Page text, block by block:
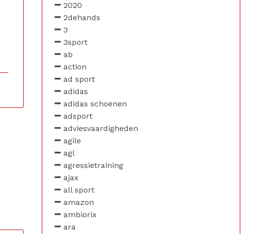
2020
2dehands
3
3sport
ab
action
ad sport
adidas
adidas schoenen
adsport
adviesvaardigheden
agile
agl
agressietraining
ajax
all sport
amazon
ambiorix
ara